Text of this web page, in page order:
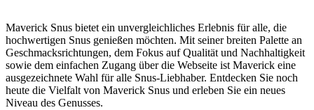
Maverick Snus bietet ein unvergleichliches Erlebnis für alle, die
hochwertigen Snus genießen möchten. Mit seiner breiten Palette an
Geschmacksrichtungen, dem Fokus auf Qualität und Nachhaltigkeit
sowie dem einfachen Zugang über die Webseite ist Maverick eine
ausgezeichnete Wahl für alle Snus-Liebhaber. Entdecken Sie noch
heute die Vielfalt von Maverick Snus und erleben Sie ein neues
Niveau des Genusses.